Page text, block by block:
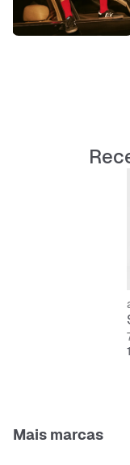
Mais marcas